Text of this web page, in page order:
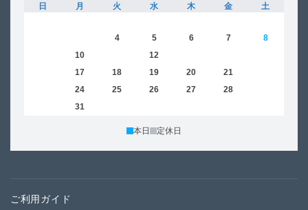
日
月 火 水 木 金
土
4 5 6 7
8
10 12
17 18 19 20 21
24 25 26 27 28
31
本日 定休日
ご利用ガイド